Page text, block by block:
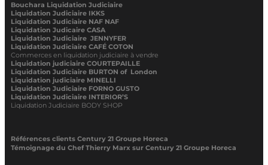
Bouchara Liquidation Judiciaire
Liquidation Judiciaire IKKS
Liquidation Judiciaire NAF NAF
Liquidation Judicaire CASA
Liquidation Judiciaire JENNYFER
Liquidation Judiciaire CAFÉ COTON
Commerces en liquidation judiciaire à vendre
Liquidation judiciaire COURTEPAILLE
Liquidation Judiciaire BURTON of London
Liquidation judiciaire MINELLI
Liquidation Judiciaire FORNO GUSTO
Liquidation Judiciaire INTERIOR’S
Liquidation Judiciaire BODY SHOP
Références clients Century 21 Groupe Horeca
Témoignage du Chef Thierry Marx sur Century 21 Groupe Horeca